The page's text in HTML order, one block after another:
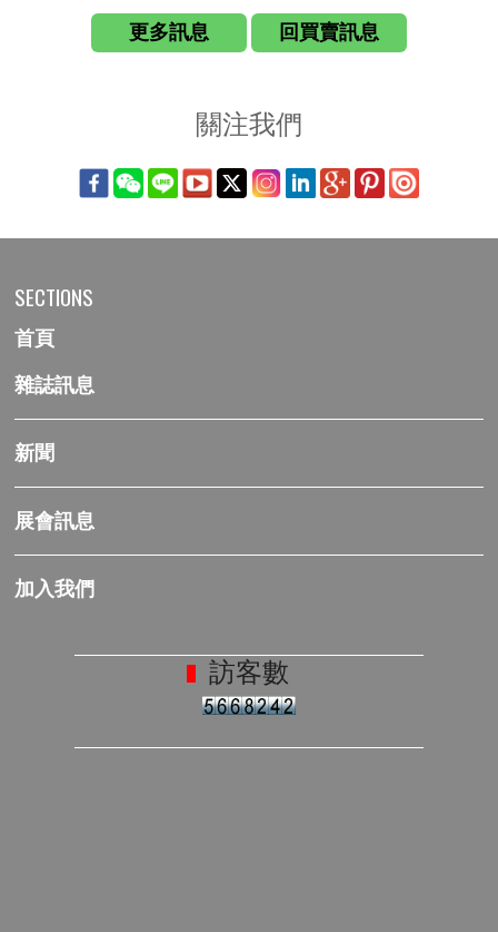
更多訊息 回買賣訊息
關注我們
SECTIONS
首頁
雜誌訊息
新聞
展會訊息
加入我們
訪客數